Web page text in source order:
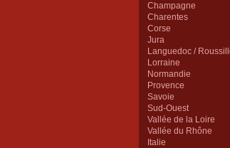
Champagne
Charentes
Corse
Jura
Languedoc /
Lorraine
Normandie
Provence
Savoie
Sud-Ouest
Vallée de la Loire
Vallée du Rhône
Italie